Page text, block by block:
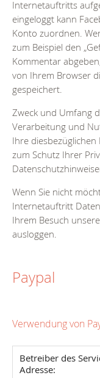
Internetauftritts
eingeloggt kann
Konto zuordnen.
zum Beispiel den
Kommentar
von Ihrem Browser
gespeichert.
Zweck und Umfang
Verarbeitung und
Ihre diesbezüglichen
zum Schutz Ihrer
Wenn Sie nicht
Internetauftritt
Ihrem Besuch
ausloggen.
Paypal
Verwendung von
Betreiber des
Adresse: